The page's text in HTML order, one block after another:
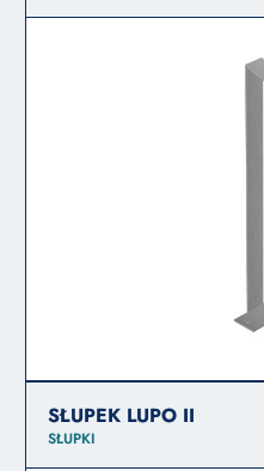
SŁUPEK LUPO II
SŁUPKI